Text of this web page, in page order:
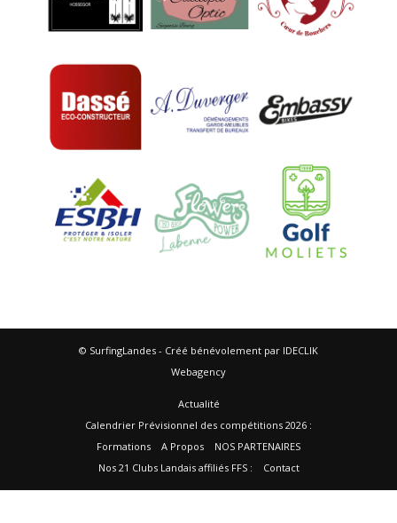
© SurfingLandes - Créé bénévolement par IDECLIK
Webagency
Actualité
Calendrier Prévisionnel des compétitions 2026 :
Formations
A Propos
NOS PARTENAIRES
Nos 21 Clubs Landais affiliés FFS :
Contact